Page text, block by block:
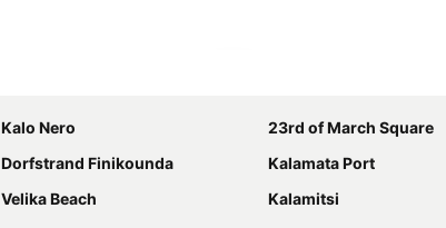
Kalo Nero
23rd of March Square
Dorfstrand Finikounda
Kalamata Port
Velika Beach
Kalamitsi